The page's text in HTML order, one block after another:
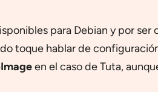
para Debian y por
toque hablar de
en el caso de Tuta,